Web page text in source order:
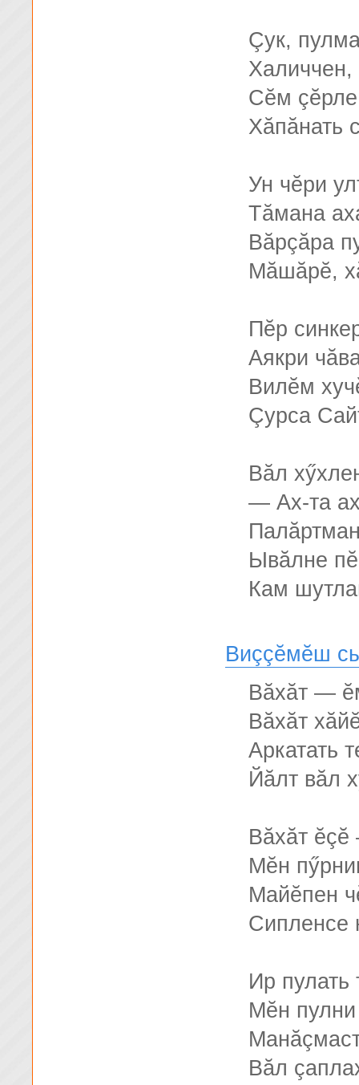
Çук,
Халиччен,
Сĕм
Хăпăнать
Ун чĕри
Тăмана
Вăрçăра
Мăшăрĕ,
Пĕр
Аякри
Вилĕм
Çурса
Вăл
— Ах-та
Ывăлне
Кам
Виççĕмĕш
Вăхăт —
Вăхăт
Аркатать
Йăлт вăл
Вăхăт
Мĕн
Майĕпен
Сипленсе
Ир пулать
Мĕн
Вăл